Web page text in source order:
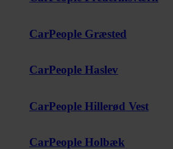
CarPeople Græsted
CarPeople Haslev
CarPeople Hillerød Vest
CarPeople Holbæk